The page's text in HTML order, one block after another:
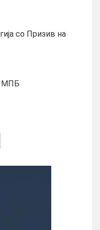
со Призив на
МПБ